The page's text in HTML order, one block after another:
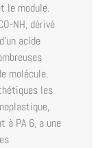
le module.
NH, dérivé
acide
molécule.
les
à PA 6, a une